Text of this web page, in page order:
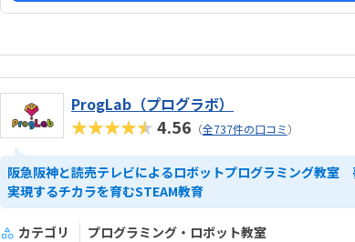
ProgLab（プログラボ）
★★★★★4.56 （全737件の口コミ）
阪急阪神と読売テレビによるロボットプログラミング教室
実現するチカラを育むSTEAM教育
カテゴリ
プログラミング・ロボット教室